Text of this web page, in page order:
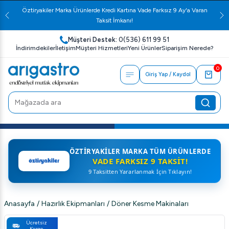
Öztiryakiler Marka Ürünlerde Kredi Kartına Vade Farksız 9 Ay'a Varan
Taksit İmkanı!
Müşteri Destek: 0(536) 611 99 51
İndirimdekilerİletişimMüşteri HizmetleriYeni ÜrünlerSiparişim Nerede?
Giriş Yap / Kaydol
0
ÖZTIRYAKILER MARKA TÜM ÜRÜNLERDE
VADE FARKSIZ 9 TAKSIT!
9 Taksitten Yararlanmak İçin Tıklayın!
Anasayfa / Hazırlık Ekipmanları / Döner Kesme Makinaları
Ücretsiz